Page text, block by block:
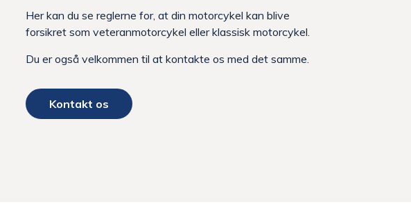
Her kan du se reglerne for, at din motorcykel kan blive
forsikret som veteranmotorcykel eller klassisk motorcykel.
Du er også velkommen til at kontakte os med det samme.
Kontakt os